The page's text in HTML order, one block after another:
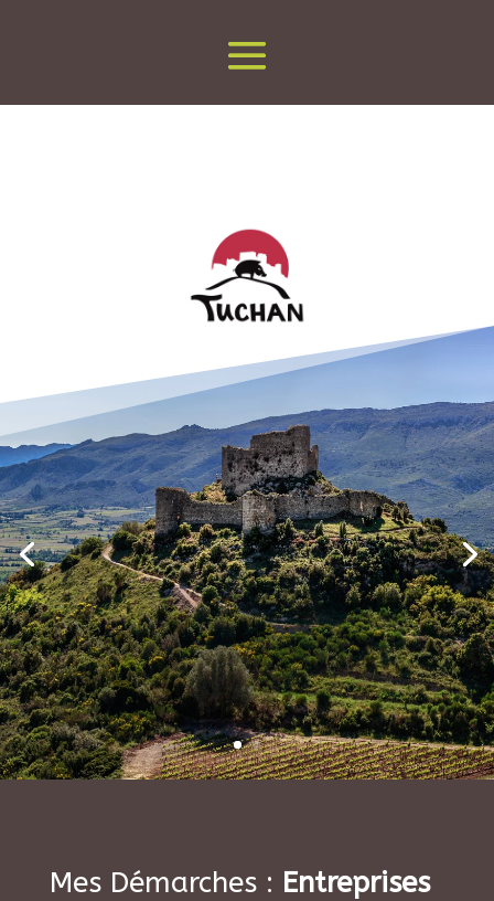
Mes Démarches : Entreprises